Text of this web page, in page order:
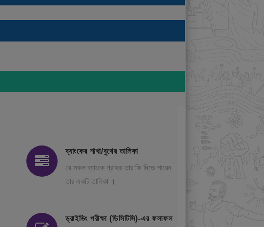
ব্যাংকের শাখা/বুথের তালিকা
যে সকল ব্যাংকে গ্রাহক তার ফি দিতে পারেন
তার একটি তালিকা ।
ড্রাইভিং পরীক্ষা (ডিসিটিসি)-এর ফলাফল